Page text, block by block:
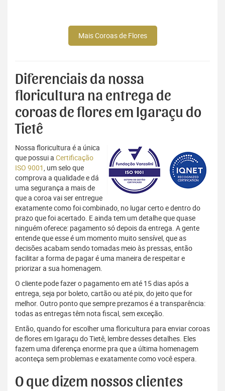
Mais Coroas de Flores
Diferenciais da nossa
floricultura na entrega de
coroas de flores em Igaraçu do
Tietê
Nossa floricultura é a única
que possui a Certificação
ISO 9001, um selo que
comprova a qualidade e dá
uma segurança a mais de
que a coroa vai ser entregue
exatamente como foi combinado, no lugar certo e dentro do
prazo que foi acertado. E ainda tem um detalhe que quase
ninguém oferece: pagamento só depois da entrega. A gente
entende que esse é um momento muito sensível, que as
decisões acabam sendo tomadas meio às pressas, então
facilitar a forma de pagar é uma maneira de respeitar e
priorizar a sua homenagem.
O cliente pode fazer o pagamento em até 15 dias após a
entrega, seja por boleto, cartão ou até pix, do jeito que for
melhor. Outro ponto que sempre prezamos é a transparência:
todas as entregas têm nota fiscal, sem exceção.
Então, quando for escolher uma floricultura para enviar coroas
de flores em Igaraçu do Tietê, lembre desses detalhes. Eles
fazem uma diferença enorme pra que a última homenagem
aconteça sem problemas e exatamente como você espera.
O que dizem nossos clientes